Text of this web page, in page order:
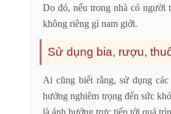
Do đó, nếu trong nhà có người
không riêng gì nam giới.
Sử dụng bia, rượu,
Ai cũng biết rằng, sử dụng
hưởng nghiêm trọng đến sức
là ảnh hưởng trực tiếp tới quá